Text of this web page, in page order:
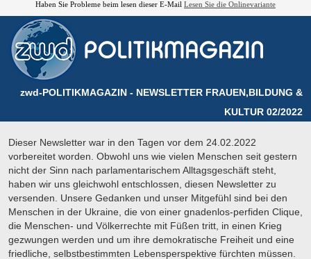
Haben Sie Probleme beim lesen dieser E-Mail Lesen Sie die Onlinevariante
zwd-POLITIKMAGAZIN - NEWSLETTER FRAUEN,BILDUNG &
KULTUR 02/2022
Dieser Newsletter war in den Tagen vor dem 24.02.2022
vorbereitet worden. Obwohl uns wie vielen Menschen seit gestern
nicht der Sinn nach parlamentarischem Alltagsgeschäft steht,
haben wir uns gleichwohl entschlossen, diesen Newsletter zu
versenden. Unsere Gedanken und unser Mitgefühl sind bei den
Menschen in der Ukraine, die von einer gnadenlos-perfiden Clique,
die Menschen- und Völkerrechte mit Füßen tritt, in einen Krieg
gezwungen werden und um ihre demokratische Freiheit und eine
friedliche, selbstbestimmten Lebensperspektive fürchten müssen.